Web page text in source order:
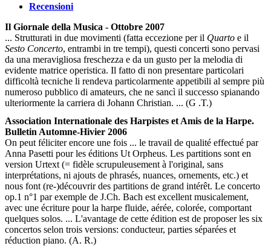
Recensioni
Il Giornale della Musica - Ottobre 2007
... Strutturati in due movimenti (fatta eccezione per il Quarto e il
Sesto Concerto, entrambi in tre tempi), questi concerti sono pervasi
da una meravigliosa freschezza e da un gusto per la melodia di
evidente matrice operistica. Il fatto di non presentare particolari
difficoltà tecniche li rendeva particolarmente appetibili al sempre più
numeroso pubblico di amateurs, che ne sancì il successo spianando
ulteriormente la carriera di Johann Christian. ... (G .T.)
Association Internationale des Harpistes et Amis de la Harpe.
Bulletin Automne-Hivier 2006
On peut féliciter encore une fois ... le travail de qualité effectué par
Anna Pasetti pour les éditions Ut Orpheus. Les partitions sont en
version Urtext (= fidèle scrupuleusement à l'original, sans
interprétations, ni ajouts de phrasés, nuances, ornements, etc.) et
nous font (re-)découvrir des partitions de grand intérêt. Le concerto
op.1 n°1 par exemple de J.Ch. Bach est excellent musicalement,
avec une écriture pour la harpe fluide, aérée, colorée, comportant
quelques solos. ... L'avantage de cette édition est de proposer les six
concertos selon trois versions: conducteur, parties séparées et
réduction piano. (A. R.)